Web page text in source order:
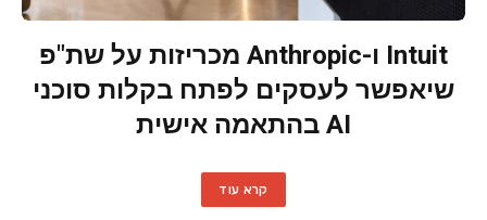
Intuit ו-Anthropic מכריזות על שת"פ
שיאפשר לעסקים לפתח בקלות סוכני
AI בהתאמה אישית
קרא עוד